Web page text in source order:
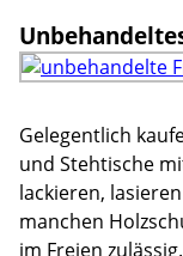
Gelegentlich
und Stehtische
lackieren,
manchen
im Freien